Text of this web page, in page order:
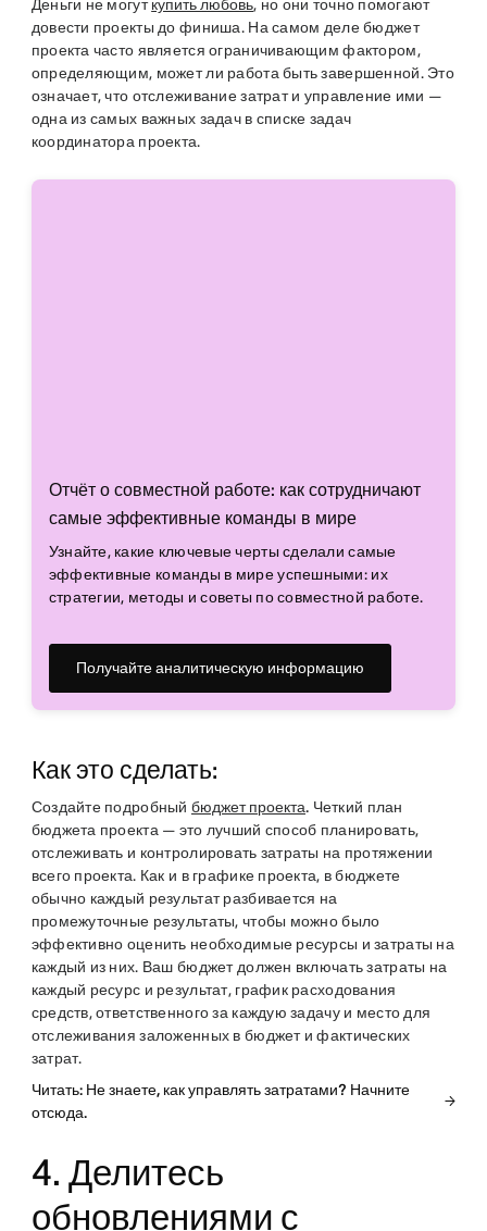
Деньги не могуткупить любовь, но они точно помогают
довести проекты до финиша. На самом деле бюджет
проекта часто является ограничивающим фактором,
определяющим, может ли работа быть завершенной. Это
означает, что отслеживание затрат и управление ими —
одна из самых важных задач в списке задач
координатора проекта.
Отчёт о совместной работе: как сотрудничают
самые эффективные команды в мире
Узнайте, какие ключевые черты сделали самые
эффективные команды в мире успешными: их
стратегии, методы и советы по совместной работе.
Получайте аналитическую информацию
Как это сделать:
Создайте подробный бюджет проекта. Четкий план
бюджета проекта — это лучший способ планировать,
отслеживать и контролировать затраты на протяжении
всего проекта. Как и в графике проекта, в бюджете
обычно каждый результат разбивается на
промежуточные результаты, чтобы можно было
эффективно оценить необходимые ресурсы и затраты на
каждый из них. Ваш бюджет должен включать затраты на
каждый ресурс и результат, график расходования
средств, ответственного за каждую задачу и место для
отслеживания заложенных в бюджет и фактических
затрат.
Читать: Не знаете, как управлять затратами? Начните
отсюда.
4. Делитесь
обновлениями с